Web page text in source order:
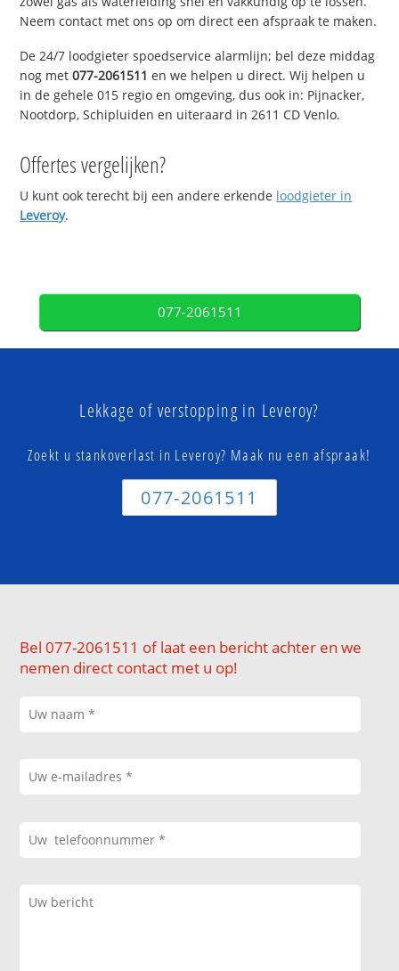
Neem contact met ons op om direct een afspraak te maken.
De 24/7 loodgieter spoedservice alarmlijn; bel deze middag
nog met077-2061511 en we helpen u direct. Wij helpen u
in de gehele 015 regio en omgeving, dus ook in: Pijnacker,
Nootdorp, Schipluiden en uiteraard in 2611 CD Venlo.
Offertes vergelijken?
U kunt ook terecht bij een andere erkende loodgieter in
Leveroy.
077-2061511
Lekkage of verstopping in Leveroy?
Zoekt u stankoverlast in Leveroy? Maak nu een afspraak!
077-2061511
Bel 077-2061511 of laat een bericht achter en we
nemen direct contact met u op!